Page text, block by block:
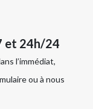
et 24h/24
l’immédiat,
ou à nous